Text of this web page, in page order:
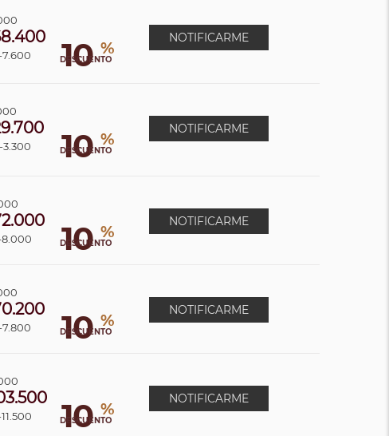
10 %
DESCUENTO
7.600
NOTIFICARME
10 %
DESCUENTO
3.300
NOTIFICARME
10 %
DESCUENTO
8.000
NOTIFICARME
10 %
DESCUENTO
7.800
NOTIFICARME
10 %
DESCUENTO
NOTIFICARME